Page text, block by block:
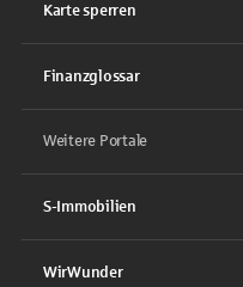
Karte sperren
Finanzglossar
Weitere Portale
S-Immobilien
WirWunder